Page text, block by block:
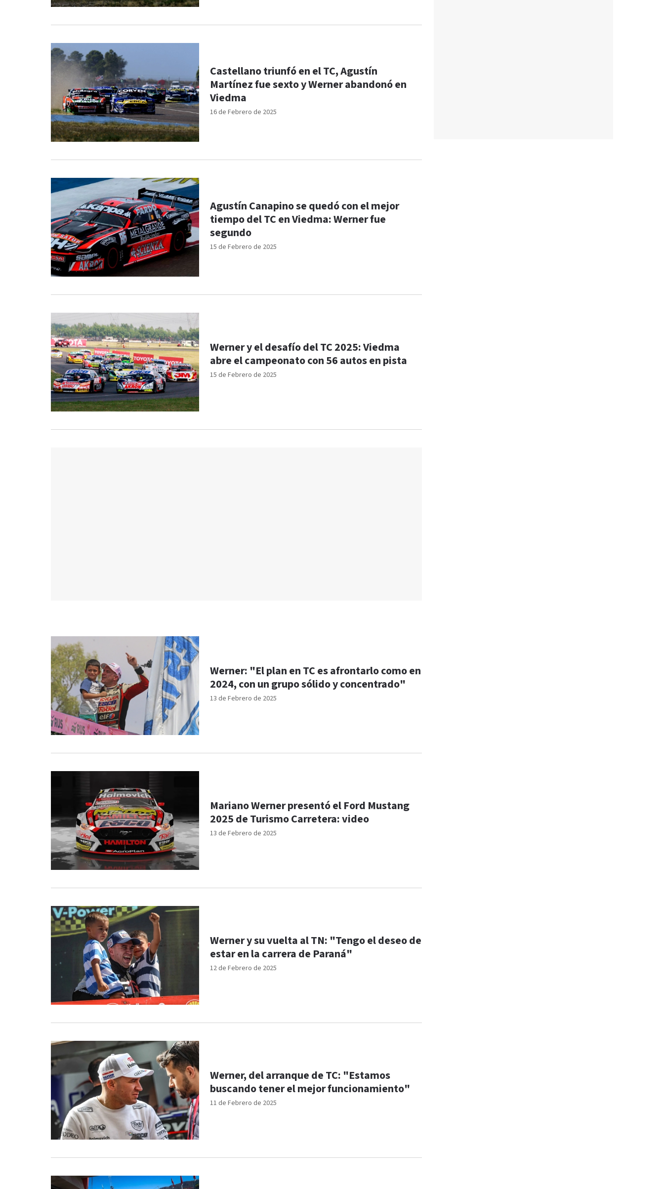
16 de Febrero de 2025
Castellano triunfó en el TC, Agustín
Martínez fue sexto y Werner abandonó en
Viedma
15 de Febrero de 2025
Agustín Canapino se quedó con el mejor
tiempo del TC en Viedma: Werner fue
segundo
15 de Febrero de 2025
Werner y el desafío del TC 2025: Viedma
abre el campeonato con 56 autos en pista
13 de Febrero de 2025
Werner: "El plan en TC es afrontarlo como en
2024, con un grupo sólido y concentrado"
13 de Febrero de 2025
Mariano Werner presentó el Ford Mustang
2025 de Turismo Carretera: video
12 de Febrero de 2025
Werner y su vuelta al TN: "Tengo el deseo de
estar en la carrera de Paraná"
11 de Febrero de 2025
Werner, del arranque de TC: "Estamos
buscando tener el mejor funcionamiento"